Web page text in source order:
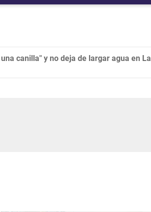
canilla" y no deja de largar agua en La